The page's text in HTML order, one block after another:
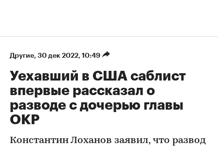
Другие⁠, 30 дек 2022, 10:49
Уехавший в США саблист
впервые рассказал о
разводе с дочерью главы
ОКР
Константин Лоханов заявил, что развод